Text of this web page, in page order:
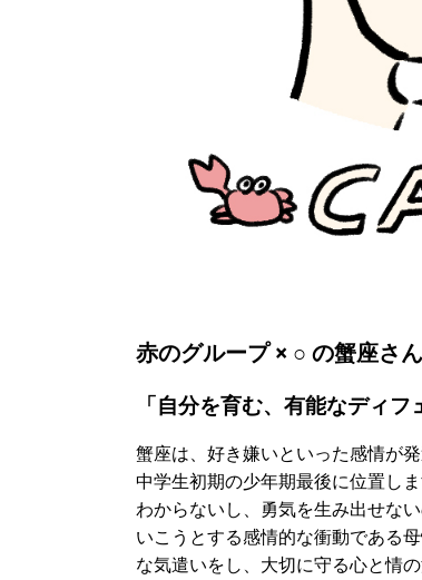
赤のグループ × ○ の蟹座さん
「自分を育む、有能なディフ
蟹座は、好き嫌いといった感情が
中学生初期の少年期最後に位置し
わからないし、勇気を生み出せな
いこうとする感情的な衝動である
な気遣いをし、大切に守る心と情